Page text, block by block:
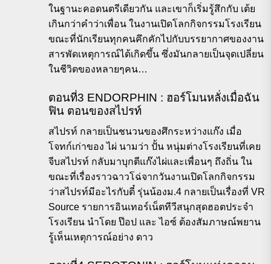
ในฐานะคอดนตรีเดียวกัน และเขาก็เริ่มรู้สึกกับ เต้ย
เกินกว่าคำว่าเพื่อน ในงานเปิดโลกกิจกรรมโรงเรียน
ขณะที่นักเรียนทุกคนคึกคักไปกับบรรยากาศของงาน
สารพัดเหตุการณ์ได้เกิดขึ้น ซึ่งมันกลายเป็นจุดเปลี่ยน
ในชีวิตของหลายๆคน…
ตอนที่3 ENDORPHIN : ฮอร์โมนหลั่งเมื่อฉัน
ฟิน ตอนของสไปรท์
สไปรท์ กลายเป็นชนวนของศึกระหว่างแก๊ง เมื่อ
โจทก์เก่าของ ไผ่ นามว่า ปั้น หนุ่มต่างโรงเรียนที่เคย
จีบสไปรท์ กลับมาบุกตีแก๊งไผ่และเพื่อนๆ ถึงถิ่น ใน
ขณะที่เรื่องราวฉาวโฉ่จากวันงานเปิดโลกกิจกรรม
ว่าสไปรท์มีอะไรกับตี๋ รุ่นน้องม.4 กลายเป็นเรื่องที่ VR
Source รายการอินเทอร์เน็ตทีวีสนุกสุดฮอตประจำ
โรงเรียน นำโดย ป๊อป และ ไอซ์ ต้องสัมภาษณ์พยาน
รู้เห็นเหตุการณ์อย่าง ดาว